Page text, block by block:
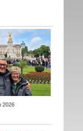
2026